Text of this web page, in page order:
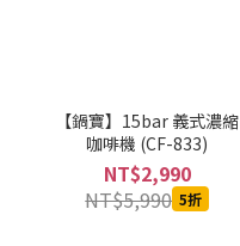
【鍋寶】15bar 義式濃縮
咖啡機 (CF-833)
NT$2,990
NT$5,990 5折